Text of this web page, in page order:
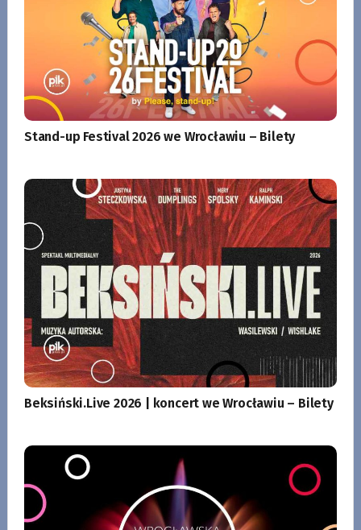
Stand-up Festival 2026 we Wrocławiu – Bilety
Beksiński.Live 2026 | koncert we Wrocławiu – Bilety